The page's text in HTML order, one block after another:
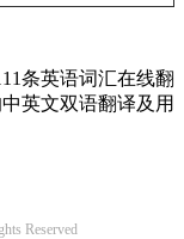
条英语词汇在线翻
英文双语翻译及用
Reserved